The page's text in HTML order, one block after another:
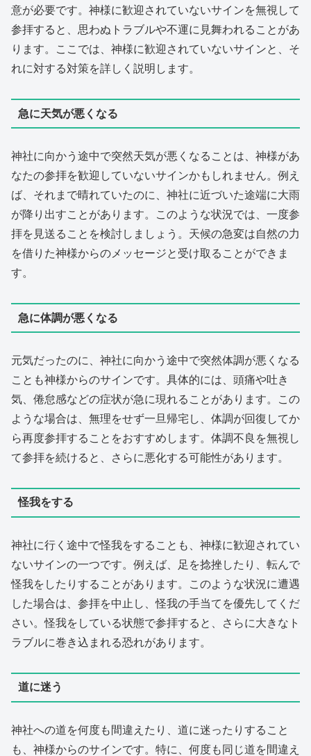
意が必要です。神様に歓迎されていないサインを無視して
参拝すると、思わぬトラブルや不運に見舞われることがあ
ります。ここでは、神様に歓迎されていないサインと、そ
れに対する対策を詳しく説明します。
急に天気が悪くなる
神社に向かう途中で突然天気が悪くなることは、神様があ
なたの参拝を歓迎していないサインかもしれません。例え
ば、それまで晴れていたのに、神社に近づいた途端に大雨
が降り出すことがあります。このような状況では、一度参
拝を見送ることを検討しましょう。天候の急変は自然の力
を借りた神様からのメッセージと受け取ることができま
す。
急に体調が悪くなる
元気だったのに、神社に向かう途中で突然体調が悪くなる
ことも神様からのサインです。具体的には、頭痛や吐き
気、倦怠感などの症状が急に現れることがあります。この
ような場合は、無理をせず一旦帰宅し、体調が回復してか
ら再度参拝することをおすすめします。体調不良を無視し
て参拝を続けると、さらに悪化する可能性があります。
怪我をする
神社に行く途中で怪我をすることも、神様に歓迎されてい
ないサインの一つです。例えば、足を捻挫したり、転んで
怪我をしたりすることがあります。このような状況に遭遇
した場合は、参拝を中止し、怪我の手当てを優先してくだ
さい。怪我をしている状態で参拝すると、さらに大きなト
ラブルに巻き込まれる恐れがあります。
道に迷う
神社への道を何度も間違えたり、道に迷ったりすること
も、神様からのサインです。特に、何度も同じ道を間違え